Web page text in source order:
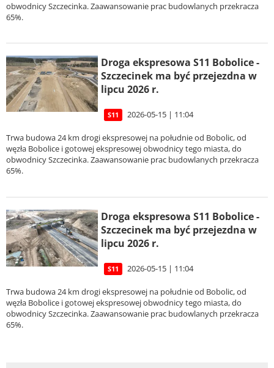
obwodnicy Szczecinka. Zaawansowanie prac budowlanych przekracza
65%.
Droga ekspresowa S11 Bobolice -
Szczecinek ma być przejezdna w
lipcu 2026 r.
S11 2026-05-15 | 11:04
Trwa budowa 24 km drogi ekspresowej na południe od Bobolic, od
węzła Bobolice i gotowej ekspresowej obwodnicy tego miasta, do
obwodnicy Szczecinka. Zaawansowanie prac budowlanych przekracza
65%.
Droga ekspresowa S11 Bobolice -
Szczecinek ma być przejezdna w
lipcu 2026 r.
S11 2026-05-15 | 11:04
Trwa budowa 24 km drogi ekspresowej na południe od Bobolic, od
węzła Bobolice i gotowej ekspresowej obwodnicy tego miasta, do
obwodnicy Szczecinka. Zaawansowanie prac budowlanych przekracza
65%.